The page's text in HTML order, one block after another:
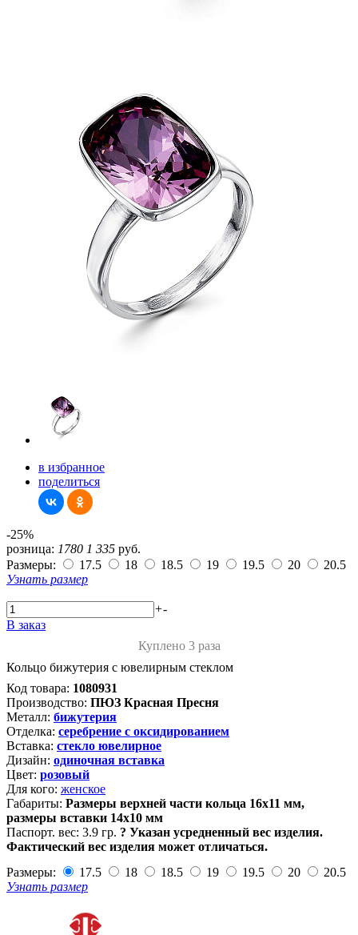
в избранное
поделиться
-25%
розница: 1780 1 335 руб.
Размеры:
17.5 18 18.5 19 19.5 20
20.5
Узнать размер
+-
В заказ
Куплено 3 раза
Кольцо бижутерия с ювелирным стеклом
Код товара: 1080931
Производство: ПЮЗ Красная Пресня
Металл: бижутерия
Отделка: серебрение с оксидированием
Вставка: стекло ювелирное
Дизайн: одиночная вставка
Цвет: розовый
Для кого: женское
Габариты: Размеры верхней части кольца 16х11 мм,
размеры вставки 14х10 мм
Паспорт. вес: 3.9 гр. ? Указан усредненный вес изделия.
Фактический вес изделия может отличаться.
Размеры:
17.5 18 18.5 19 19.5 20
20.5
Узнать размер